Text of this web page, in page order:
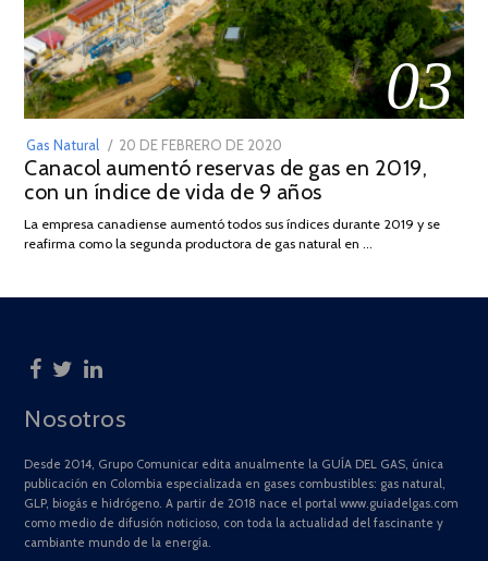
03
Gas Natural
POSTED
ON
20 DE FEBRERO DE 2020
DE
JULIO
2025
Canacol aumentó reservas de gas en 2019,
con un índice de vida de 9 años
La empresa canadiense aumentó todos sus índices durante 2019 y se
reafirma como la segunda productora de gas natural en …
Nosotros
Desde 2014, Grupo Comunicar edita anualmente la GUÍA DEL GAS, única
publicación en Colombia especializada en gases combustibles: gas natural,
GLP, biogás e hidrógeno. A partir de 2018 nace el portal www.guiadelgas.com
como medio de difusión noticioso, con toda la actualidad del fascinante y
cambiante mundo de la energía.